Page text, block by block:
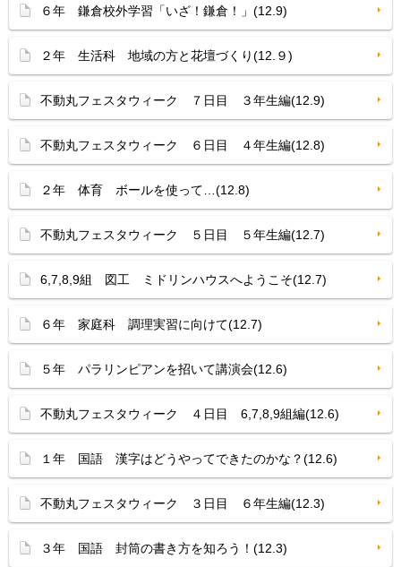
６年 鎌倉校外学習「いざ！鎌倉！」(12.9)
２年 生活科 地域の方と花壇づくり(12.９)
不動丸フェスタウィーク ７日目 ３年生編(12.9)
不動丸フェスタウィーク ６日目 ４年生編(12.8)
２年 体育 ボールを使って…(12.8)
不動丸フェスタウィーク ５日目 ５年生編(12.7)
6,7,8,9組 図工 ミドリンハウスへようこそ(12.7)
６年 家庭科 調理実習に向けて(12.7)
５年 パラリンピアンを招いて講演会(12.6)
不動丸フェスタウィーク ４日目 6,7,8,9組編(12.6)
１年 国語 漢字はどうやってできたのかな？(12.6)
不動丸フェスタウィーク ３日目 ６年生編(12.3)
３年 国語 封筒の書き方を知ろう！(12.3)